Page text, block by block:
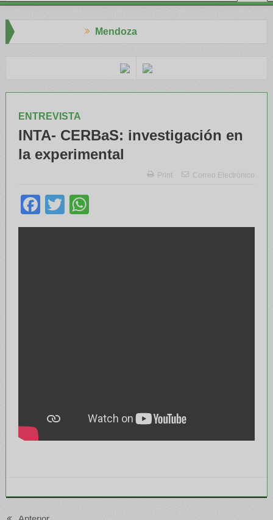
ENTREVISTA
INTA- CERBaS: investigación en
la experimental
Print Correo Electrónico
Facebook
Twitter